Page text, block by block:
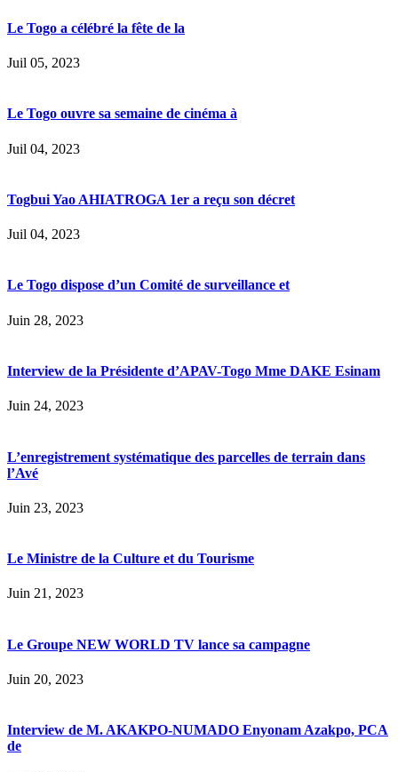
Le Togo a célébré la fête de la
Juil 05, 2023
Le Togo ouvre sa semaine de cinéma à
Juil 04, 2023
Togbui Yao AHIATROGA 1er a reçu son décret
Juil 04, 2023
Le Togo dispose d’un Comité de surveillance et
Juin 28, 2023
Interview de la Présidente d’APAV-Togo Mme DAKE Esinam
Juin 24, 2023
L’enregistrement systématique des parcelles de terrain dans
l’Avé
Juin 23, 2023
Le Ministre de la Culture et du Tourisme
Juin 21, 2023
Le Groupe NEW WORLD TV lance sa campagne
Juin 20, 2023
Interview de M. AKAKPO-NUMADO Enyonam Azakpo, PCA
de